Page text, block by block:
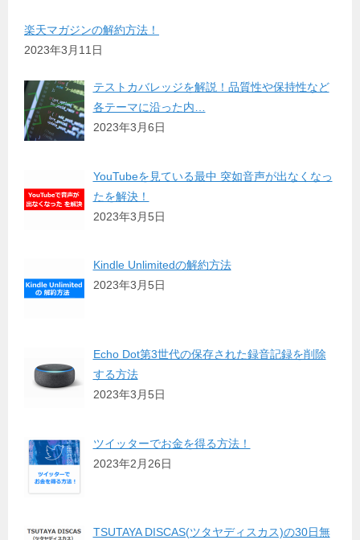
楽天マガジンの解約方法！
2023年3月11日
テストカバレッジを解説！品質性や保持性など
各テーマに沿った内…
2023年3月6日
YouTubeを見ている最中 突如音声が出なくなっ
たを解決！
2023年3月5日
Kindle Unlimitedの解約方法
2023年3月5日
Echo Dot第3世代の保存された録音記録を削除
する方法
2023年3月5日
ツイッターでお金を得る方法！
2023年2月26日
TSUTAYA DISCAS(ツタヤディスカス)の30日無